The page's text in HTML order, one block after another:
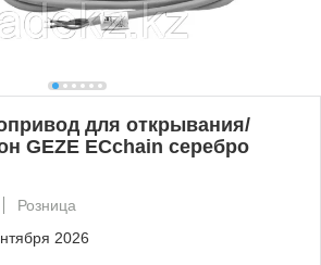
для открывания/
GEZE ECchain серебро
Розница
2026